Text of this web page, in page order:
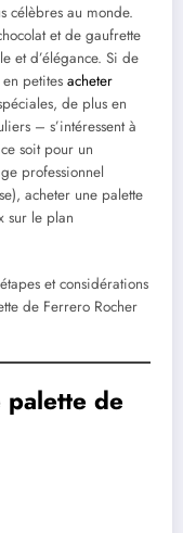
célèbres au monde.
et de gaufrette
et d’élégance. Si de
petites acheter
de plus en
– s’intéressent à
soit pour un
professionnel
acheter une palette
sur le plan
et considérations
de Ferrero Rocher
palette de